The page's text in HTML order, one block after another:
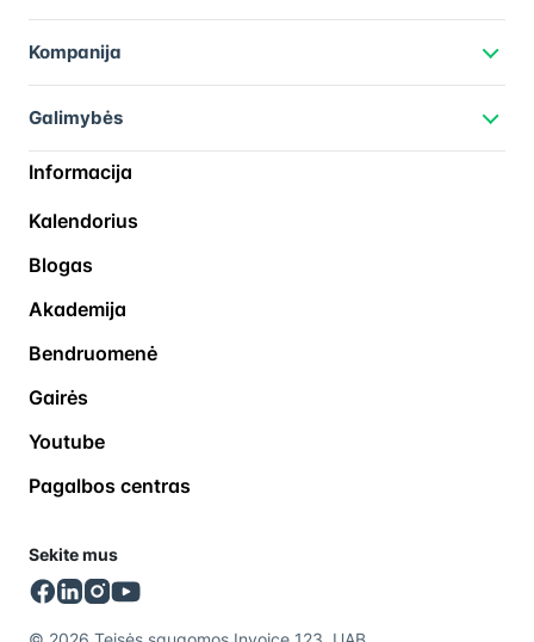
Kompanija
Galimybės
Informacija
Kalendorius
Blogas
Akademija
Bendruomenė
Gairės
Youtube
Pagalbos centras
Sekite mus